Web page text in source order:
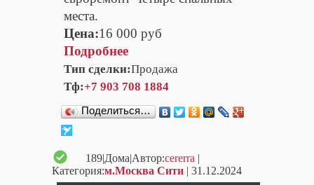
места.
Цена:16 000 руб
Подробнее
Тип сделки:Продажа
Тф:+7 903 708 1884
Поделиться…
189|Дома|Автор:cererra |
Категория:м.Москва Сити | 31.12.2024